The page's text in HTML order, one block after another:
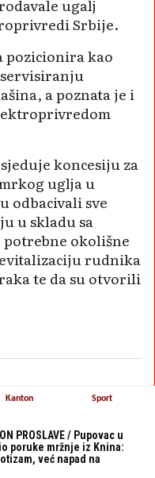
ugalj
Srbije.
pozicionira kao
a poznata je i
koncesiju za
uglja u
odbacivali sve
u skladu sa
potrebne okolišne
rudnika
te da su otvorili
PROSLAVE / Pupovac u
poruke mržnje iz Knina:
već napad na
Kanton Sport